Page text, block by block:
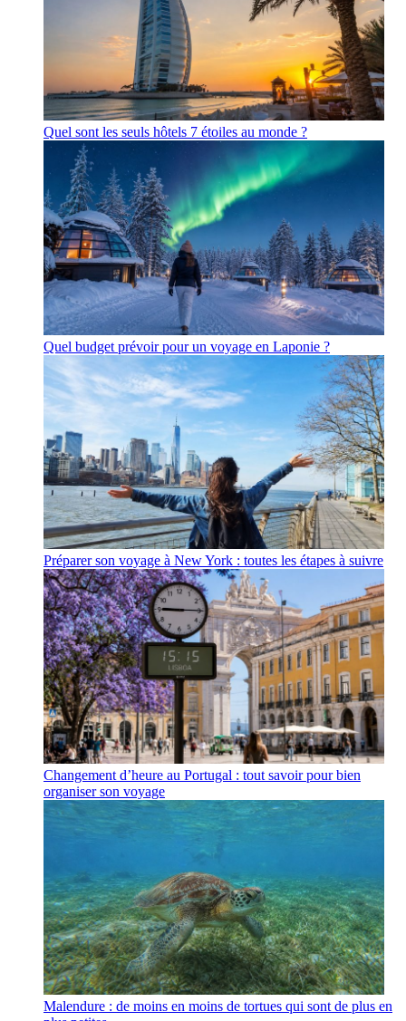
Quel sont les seuls hôtels 7 étoiles au monde ?
Quel budget prévoir pour un voyage en Laponie ?
Préparer son voyage à New York : toutes les étapes à suivre
Changement d’heure au Portugal : tout savoir pour bien
organiser son voyage
Malendure : de moins en moins de tortues qui sont de plus en